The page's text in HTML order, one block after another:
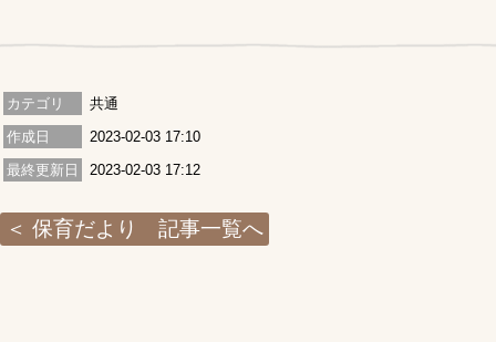
カテゴリ
共通
作成日
2023-02-03 17:10
最終更新日
2023-02-03 17:12
保育だより 記事一覧へ